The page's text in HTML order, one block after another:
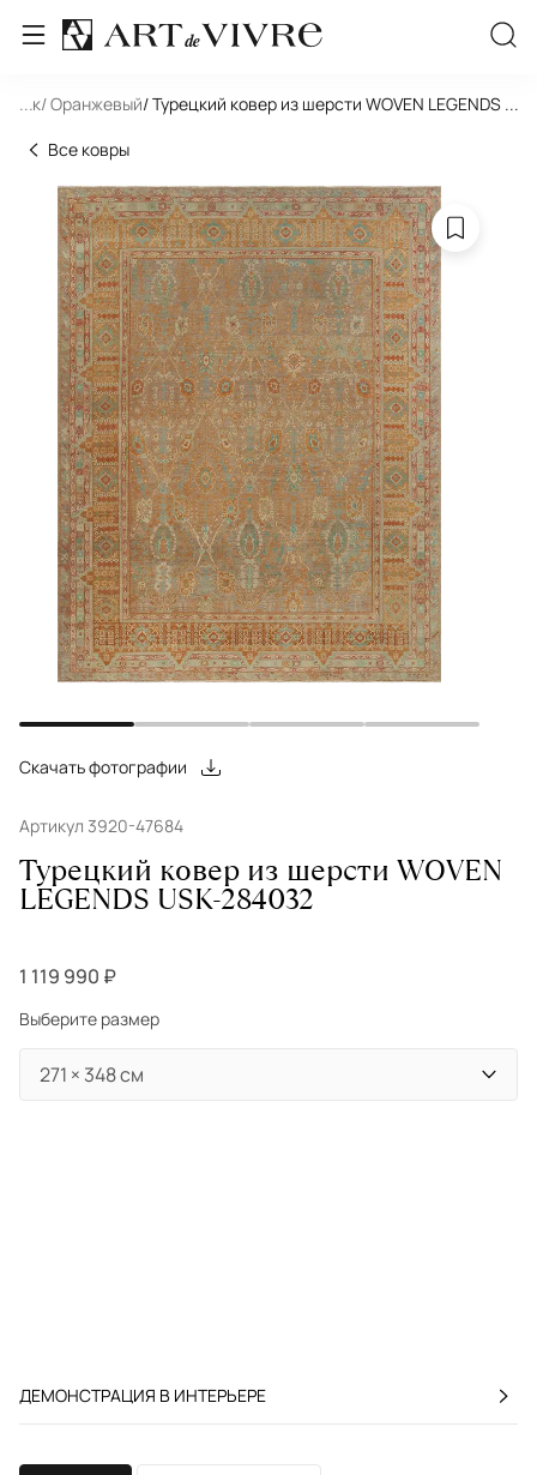
... / Оранжевый/ Турецкий ковер из шерсти WOVEN LEGENDS...
Все ковры
Скачать фотографии
Артикул 3920-47684
Турецкий ковер из шерсти WOVEN
LEGENDS USK-284032
1 119 990 ₽
Выберите размер
ДЕМОНСТРАЦИЯ В ИНТЕРЬЕРЕ